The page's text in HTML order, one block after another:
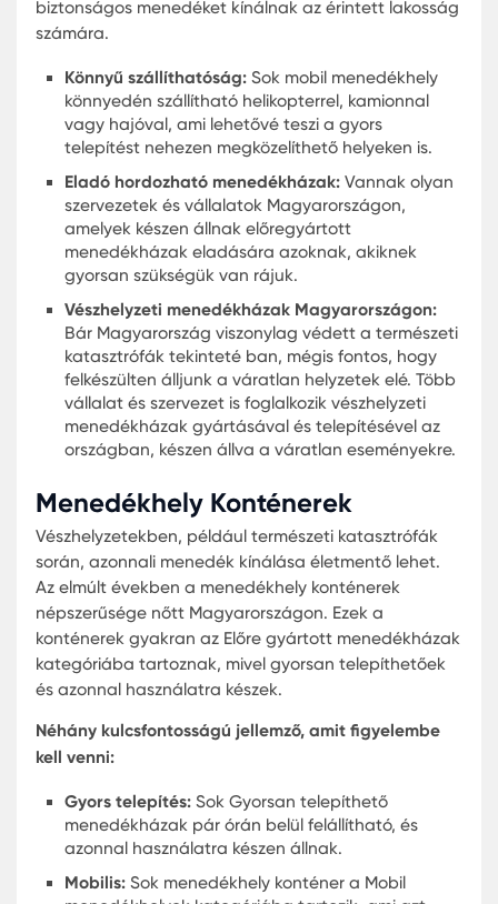
A Jégkabin projekt Eritreában
Moduláris Kunyhó
Robusztus kialakítás:A hordozható katonai
menedékházak rendkívül erős szerkezetek,
amelyek ellenállnak az extrém környezeti
körülményeknek. Legyen szó esőről, hóról
sivatagi hőről, ezek a menedékházak
bennük tartózkodókat.
telepítése egyszerű és gyors, gyakran néhány
órán belül felállíthatók, ami ideális a gyors
reakciós erők és humanitárius szervezetek
számára.
Árkategóriák: A hordozható menedékház
széles skálán mozognak a menedékház